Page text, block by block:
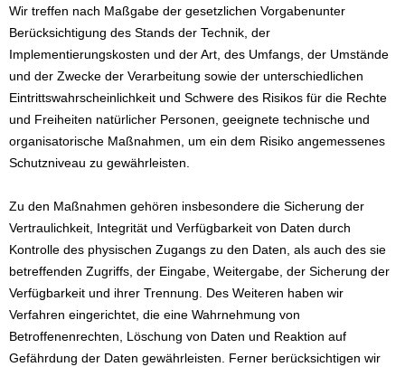
Wir treffen nach Maßgabe der gesetzlichen Vorgabenunter
Berücksichtigung des Stands der Technik, der
Implementierungskosten und der Art, des Umfangs, der Umstände
und der Zwecke der Verarbeitung sowie der unterschiedlichen
Eintrittswahrscheinlichkeit und Schwere des Risikos für die Rechte
und Freiheiten natürlicher Personen, geeignete technische und
organisatorische Maßnahmen, um ein dem Risiko angemessenes
Schutzniveau zu gewährleisten.
Zu den Maßnahmen gehören insbesondere die Sicherung der
Vertraulichkeit, Integrität und Verfügbarkeit von Daten durch
Kontrolle des physischen Zugangs zu den Daten, als auch des sie
betreffenden Zugriffs, der Eingabe, Weitergabe, der Sicherung der
Verfügbarkeit und ihrer Trennung. Des Weiteren haben wir
Verfahren eingerichtet, die eine Wahrnehmung von
Betroffenenrechten, Löschung von Daten und Reaktion auf
Gefährdung der Daten gewährleisten. Ferner berücksichtigen wir